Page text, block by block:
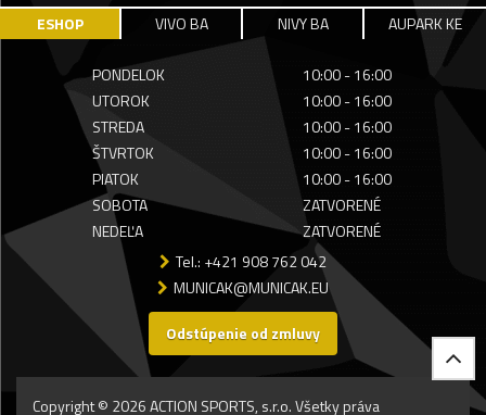
ESHOP VIVO BA NIVY BA AUPARK KE
PONDELOK
10:00 - 16:00
UTOROK
10:00 - 16:00
STREDA
10:00 - 16:00
ŠTVRTOK
10:00 - 16:00
PIATOK
10:00 - 16:00
SOBOTA
ZATVORENÉ
NEDEĽA
ZATVORENÉ
Tel.: +421 908 762 042
MUNICAK@MUNICAK.EU
Odstúpenie od zmluvy
Copyright © 2026 ACTION SPORTS, s.r.o. Všetky práva